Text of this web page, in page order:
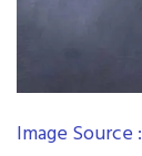
Image Source :